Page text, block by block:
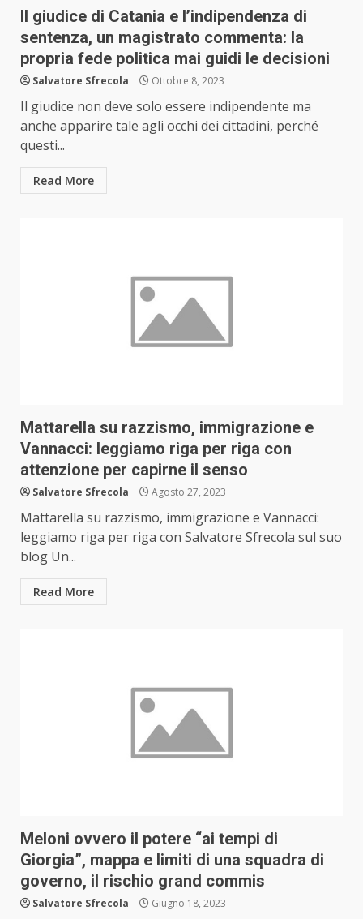
Il giudice di Catania e l’indipendenza di
sentenza, un magistrato commenta: la
propria fede politica mai guidi le decisioni
Salvatore Sfrecola Ottobre 8, 2023
Il giudice non deve solo essere indipendente ma
anche apparire tale agli occhi dei cittadini, perché
questi...
Read More
Mattarella su razzismo, immigrazione e
Vannacci: leggiamo riga per riga con
attenzione per capirne il senso
Salvatore Sfrecola Agosto 27, 2023
Mattarella su razzismo, immigrazione e Vannacci:
leggiamo riga per riga con Salvatore Sfrecola sul suo
blog Un...
Read More
Meloni ovvero il potere “ai tempi di
Giorgia”, mappa e limiti di una squadra di
governo, il rischio grand commis
Salvatore Sfrecola Giugno 18, 2023